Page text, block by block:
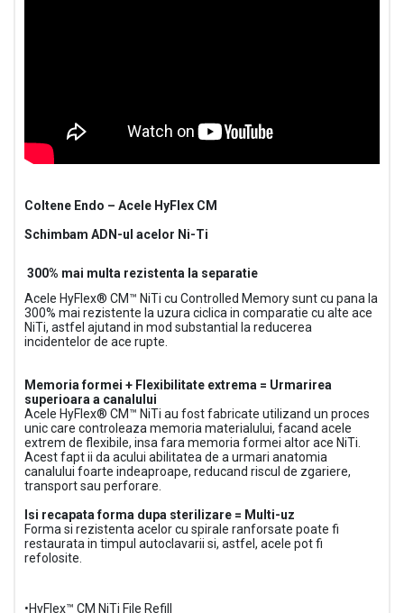
Coltene Endo – Acele HyFlex CM
Schimbam ADN-ul acelor Ni-Ti
300% mai multa rezistenta la separatie
Acele HyFlex® CM™ NiTi cu Controlled Memory sunt cu pana la
300% mai rezistente la uzura ciclica in comparatie cu alte ace
NiTi, astfel ajutand in mod substantial la reducerea
incidentelor de ace rupte.
Memoria formei + Flexibilitate extrema = Urmarirea
superioara a canalului
Acele HyFlex® CM™ NiTi au fost fabricate utilizand un proces
unic care controleaza memoria materialului, facand acele
extrem de flexibile, insa fara memoria formei altor ace NiTi.
Acest fapt ii da acului abilitatea de a urmari anatomia
canalului foarte indeaproape, reducand riscul de zgariere,
transport sau perforare.
Isi recapata forma dupa sterilizare = Multi-uz
Forma si rezistenta acelor cu spirale ranforsate poate fi
restaurata in timpul autoclavarii si, astfel, acele pot fi
refolosite.
•HyFlex™ CM NiTi File Refill